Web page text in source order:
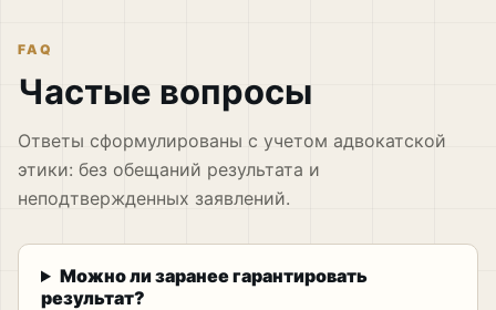
FAQ
Частые вопросы
Ответы сформулированы с учетом адвокатской
этики: без обещаний результата и
неподтвержденных заявлений.
Можно ли заранее гарантировать
результат?